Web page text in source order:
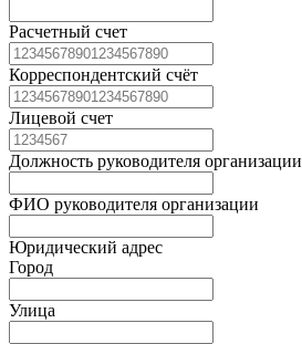
Расчетный счет
Корреспондентский счёт
Лицевой счет
Должность руководителя организации
ФИО руководителя организации
Юридический адрес
Город
Улица